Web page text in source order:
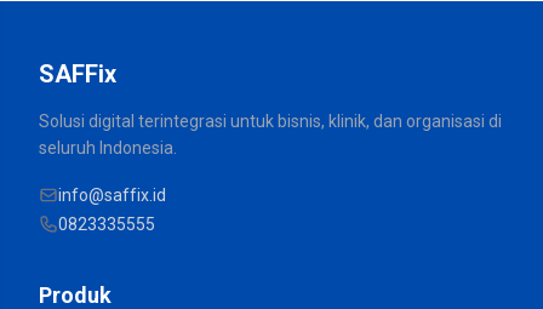
SAFFix
Solusi digital terintegrasi untuk bisnis, klinik, dan organisasi di
seluruh Indonesia.
info@saffix.id
0823335555
Produk